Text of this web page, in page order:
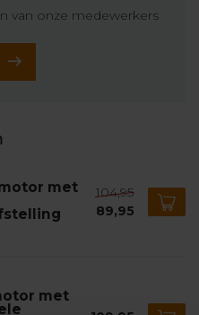
van onze medewerkers
met
104,95
89,95
met